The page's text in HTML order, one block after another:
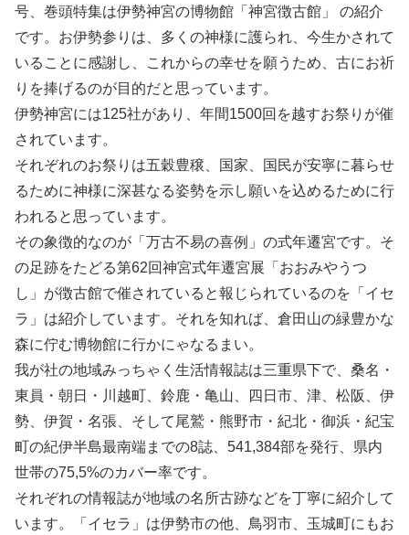
号、巻頭特集は伊勢神宮の博物館「神宮徴古館」 の紹介
です。お伊勢参りは、多くの神様に護られ、今生かされて
いることに感謝し、これからの幸せを願うため、古にお祈
りを捧げるのが目的だと思っています。
伊勢神宮には125社があり、年間1500回を越すお祭りが催
されています。
それぞれのお祭りは五穀豊穣、国家、国民が安寧に暮らせ
るために神様に深甚なる姿勢を示し願いを込めるために行
われると思っています。
その象徴的なのが「万古不易の喜例」の式年遷宮です。そ
の足跡をたどる第62回神宮式年遷宮展「おおみやうつ
し」が徴古館で催されていると報じられているのを「イセ
ラ」は紹介しています。それを知れば、倉田山の緑豊かな
森に佇む博物館に行かにゃなるまい。
我が社の地域みっちゃく生活情報誌は三重県下で、桑名・
東員・朝日・川越町、鈴鹿・亀山、四日市、津、松阪、伊
勢、伊賀・名張、そして尾鷲・熊野市・紀北・御浜・紀宝
町の紀伊半島最南端までの8誌、541,384部を発行、県内
世帯の75,5%のカバー率です。
それぞれの情報誌が地域の名所古跡などを丁寧に紹介して
います。「イセラ」は伊勢市の他、鳥羽市、玉城町にもお